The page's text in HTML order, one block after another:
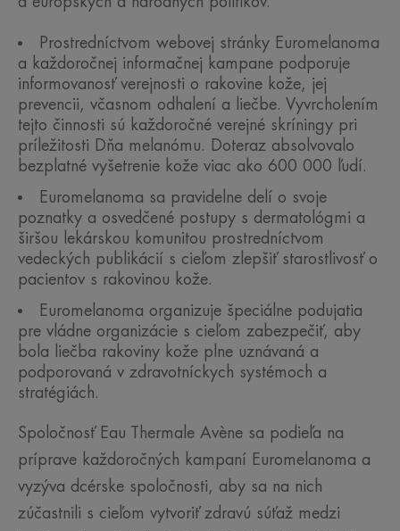
Prostredníctvom webovej stránky Euromelanoma
a každoročnej informačnej kampane podporuje
informovanosť verejnosti o rakovine kože, jej
prevencii, včasnom odhalení a liečbe. Vyvrcholením
tejto činnosti sú každoročné verejné skríningy pri
príležitosti Dňa melanómu. Doteraz absolvovalo
bezplatné vyšetrenie kože viac ako 600 000 ľudí.
Euromelanoma sa pravidelne delí o svoje
poznatky a osvedčené postupy s dermatológmi a
širšou lekárskou komunitou prostredníctvom
vedeckých publikácií s cieľom zlepšiť starostlivosť o
pacientov s rakovinou kože.
Euromelanoma organizuje špeciálne podujatia
pre vládne organizácie s cieľom zabezpečiť, aby
bola liečba rakoviny kože plne uznávaná a
podporovaná v zdravotníckych systémoch a
stratégiách.
Spoločnosť Eau Thermale Avène sa podieľa na
príprave každoročných kampaní Euromelanoma a
vyzýva dcérske spoločnosti, aby sa na nich
zúčastnili s cieľom vytvoriť zdravú súťaž medzi